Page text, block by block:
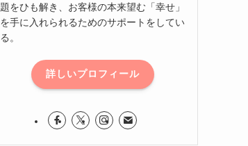
題をひも解き、お客様の本来望む「幸せ」
を手に入れられるためのサポートをしてい
る。
詳しいプロフィール